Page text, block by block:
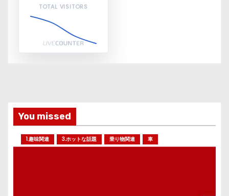
TOTAL VISITORS
You missed
1.趣味関連 3.ホットな話題 乗り物関連 車